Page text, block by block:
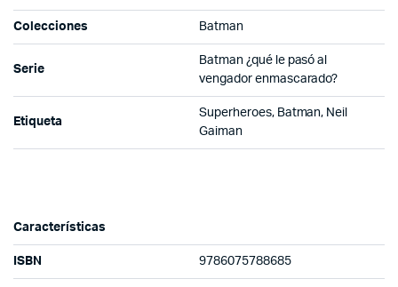
Colecciones Batman
Serie
Batman ¿qué le pasó al
vengador enmascarado?
Etiqueta
Superheroes, Batman, Neil
Gaiman
Características
ISBN 9786075788685